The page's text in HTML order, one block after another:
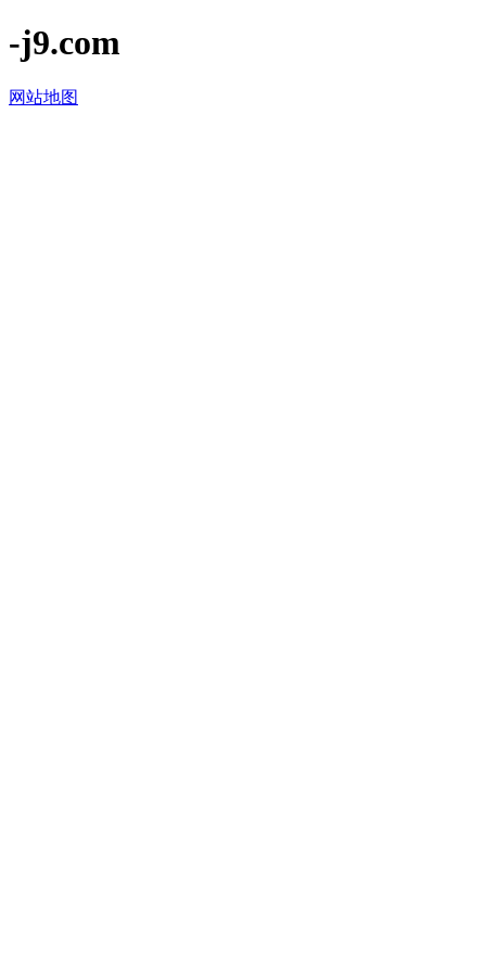
-j9.com
网站地图